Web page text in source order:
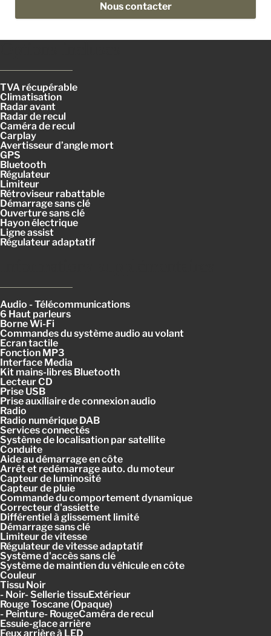
Nous contacter
TVA récupérable
Climatisation
Radar avant
Radar de recul
Caméra de recul
Carplay
Avertisseur d’angle mort
GPS
Bluetooth
Régulateur
Limiteur
Rétroviseur rabattable
Démarrage sans clé
Ouverture sans clé
Hayon électrique
Ligne assist
Régulateur adaptatif
Audio - Télécommunications
6 Haut parleurs
Borne Wi-Fi
Commandes du système audio au volant
Ecran tactile
Fonction MP3
Interface Media
Kit mains-libres Bluetooth
Lecteur CD
Prise USB
Prise auxiliaire de connexion audio
Radio
Radio numérique DAB
Services connectés
Système de localisation par satellite
Conduite
Aide au démarrage en côte
Arrêt et redémarrage auto. du moteur
Capteur de luminosité
Capteur de pluie
Commande du comportement dynamique
Correcteur d'assiette
Différentiel à glissement limité
Démarrage sans clé
Limiteur de vitesse
Régulateur de vitesse adaptatif
Système d'accès sans clé
Système de maintien du véhicule en côte
Couleur
Tissu Noir
- Noir- Sellerie tissuExtérieur
Rouge Toscane (Opaque)
- Peinture- RougeCaméra de recul
Essuie-glace arrière
Feux arrière à LED